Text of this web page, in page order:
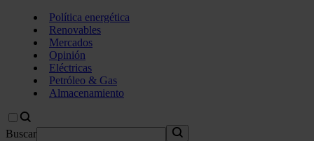
Política energética
Renovables
Mercados
Opinión
Eléctricas
Petróleo & Gas
Almacenamiento
Buscar